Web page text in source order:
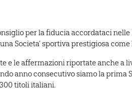
per la fiducia accordataci
Societa’ sportiva prestigiosa
e le affermazioni riportate anche a
anno consecutivo siamo la prima
titoli italiani.